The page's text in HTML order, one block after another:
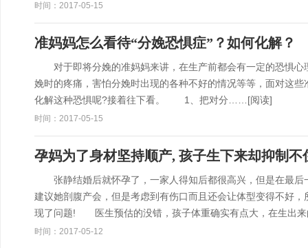
时间：2017-05-15
准妈妈怎么看待“分娩恐惧症”？如何化解？
对于即将分娩的准妈妈来讲，在生产前都会有一定的恐惧心
娩时的疼痛，害怕分娩时出现的各种不好的情况等等，面对这
化解这种恐惧呢?接着往下看。 1、把对分…… [阅读]
时间：2017-05-15
孕妈为了身材坚持顺产, 孩子生下来却抑制不
张静结婚后就怀孕了，一家人得知后都很高兴，但是在最后
建议她剖腹产会，但是考虑到有伤口而且还会让体型变得不好
现了问题! 医生预估的没错，孩子体重确实有点大，在生出
时间：2017-05-12